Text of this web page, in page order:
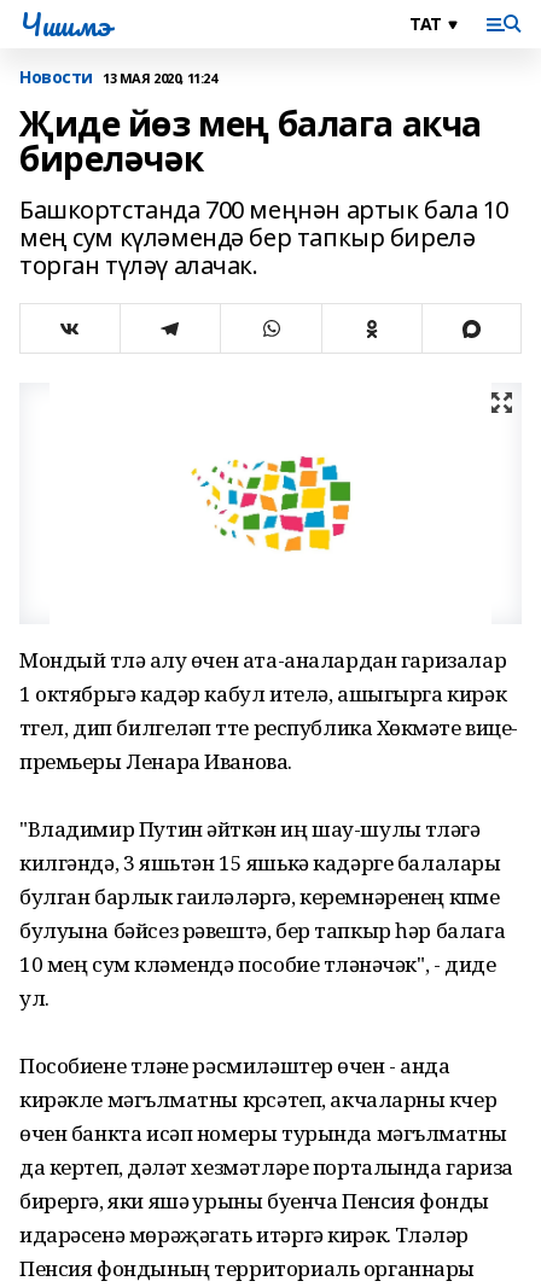
Чишмэ
Новости 13 МАЯ 2020, 11:24
Җиде йөз мең балага акча
биреләчәк
Башкортстанда 700 меңнән артык бала 10
мең сум күләмендә бер тапкыр бирелә
торган түләү алачак.
Мондый түләү алу өчен ата-аналардан гаризалар
1 октябрьгә кадәр кабул ителә, ашыгырга кирәк
түгел, дип билгеләп үтте республика Хөкүмәте вице-
премьеры Ленара Иванова.
"Владимир Путин әйткән иң шау-шулы түләүгә
килгәндә, 3 яшьтән 15 яшькә кадәрге балалары
булган барлык гаиләләргә, керемнәренең күпме
булуына бәйсез рәвештә, бер тапкыр һәр балага
10 мең сум күләмендә пособие түләнәчәк", - диде
ул.
Пособиене түләүне рәсмиләштерү өчен - анда
кирәкле мәгълүматны күрсәтеп, акчаларны күчерү
өчен банкта исәп номеры турында мәгълүматны
да кертеп, дәүләт хезмәтләре порталында гариза
бирергә, яки яшәү урыны буенча Пенсия фонды
идарәсенә мөрәҗәгать итәргә кирәк. Түләүләр
Пенсия фондының территориаль органнары